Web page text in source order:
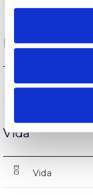
Desempenho
Fluxo (lm)
Vida
Vida